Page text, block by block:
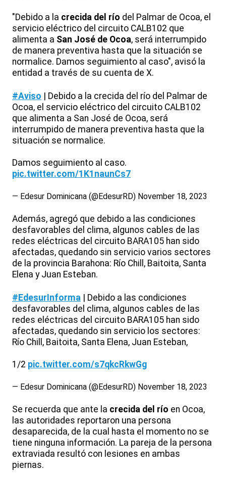
"Debido a la crecida del río del Palmar de Ocoa, el
servicio eléctrico del circuito CALB102 que
alimenta a San José de Ocoa, será interrumpido
de manera preventiva hasta que la situación se
normalice. Damos seguimiento al caso", avisó la
entidad a través de su cuenta de X.
#Aviso | Debido a la crecida del río del Palmar de
Ocoa, el servicio eléctrico del circuito CALB102
que alimenta a San José de Ocoa, será
interrumpido de manera preventiva hasta que la
situación se normalice.
Damos seguimiento al caso.
pic.twitter.com/1K1naunCs7
— Edesur Dominicana (@EdesurRD) November 18, 2023
Además, agregó que debido a las condiciones
desfavorables del clima, algunos cables de las
redes eléctricas del circuito BARA105 han sido
afectadas, quedando sin servicio varios sectores
de la provincia Barahona: Río Chill, Baitoita, Santa
Elena y Juan Esteban.
#EdesurInforma | Debido a las condiciones
desfavorables del clima, algunos cables de las
redes eléctricas del circuito BARA105 han sido
afectadas, quedando sin servicio los sectores:
Río Chill, Baitoita, Santa Elena, Juan Esteban,
1/2 pic.twitter.com/s7qkcRkwGg
— Edesur Dominicana (@EdesurRD) November 18, 2023
Se recuerda que ante la crecida del río en Ocoa,
las autoridades reportaron una persona
desaparecida, de la cual hasta el momento no se
tiene ninguna información. La pareja de la persona
extraviada resultó con lesiones en ambas
piernas.